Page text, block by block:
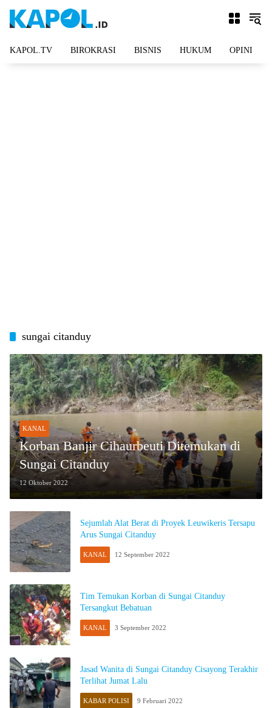
KAPOL.TV BIROKRASI BISNIS HUKUM OPINI
sungai citanduy
KANAL
Korban Banjir Cihaurbeuti Ditemukan di
Sungai Citanduy
12 Oktober 2022
Sejumlah Alat Berat di Proyek Leuwikeris Tersapu
Arus Sungai Citanduy
KANAL 12 September 2022
Tim Temukan Korban di Sungai Citanduy
Tersangkut Bebatuan
KANAL 3 September 2022
Jasad Wanita di Sungai Citanduy Cisayong Terakhir
Terlihat Jumat Lalu
KABAR POLISI 9 Februari 2022